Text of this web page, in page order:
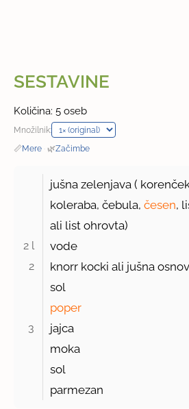
SESTAVINE
Količina: 5 oseb
Množilnik:
📏Mere · 🌿Začimbe
jušna zelenjava (
koleraba, čebula,česen,
ali list ohrovta)
2 l vode
2
knorr kocki ali jušna
sol
poper
3
jajca
moka
sol
parmezan